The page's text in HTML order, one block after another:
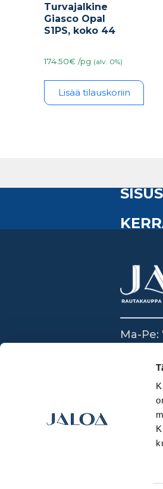
Turvajalkine
Giasco Opal
S1PS, koko 44
174.50€ /pg (alv. 0%)
Lisää tilauskoriin
Ma-Pe:
Su: